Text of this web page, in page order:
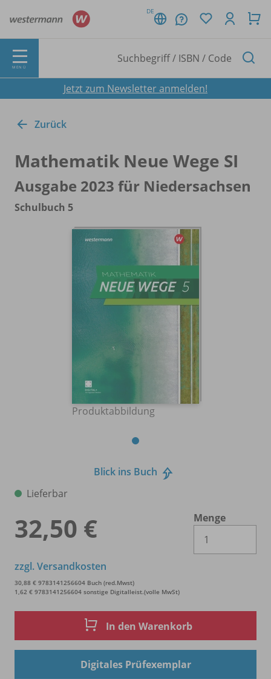
DE
MENÜ
Jetzt zum Newsletter anmelden!
Zurück
Mathematik Neue Wege SI
Ausgabe 2023 für Niedersachsen
Schulbuch 5
Produktabbildung
Blick ins Buch
Lieferbar
32,50 €
Menge
zzgl. Versandkosten
30,88 € 9783141256604 Buch (red.Mwst)
1,62 € 9783141256604 sonstige Digitalleist.(volle MwSt)
In den Warenkorb
Digitales Prüfexemplar